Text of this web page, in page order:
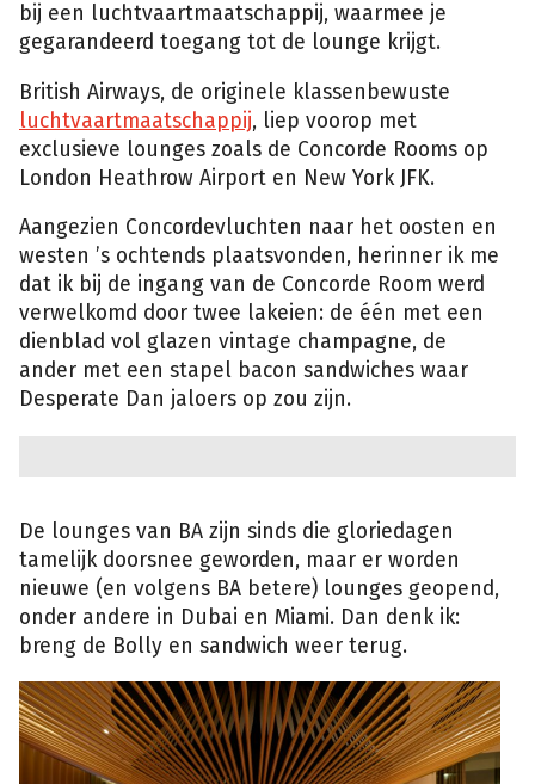
bij een luchtvaartmaatschappij, waarmee je
gegarandeerd toegang tot de lounge krijgt.
British Airways, de originele klassenbewuste
luchtvaartmaatschappij, liep voorop met
exclusieve lounges zoals de Concorde Rooms op
London Heathrow Airport en New York JFK.
Aangezien Concordevluchten naar het oosten en
westen ’s ochtends plaatsvonden, herinner ik me
dat ik bij de ingang van de Concorde Room werd
verwelkomd door twee lakeien: de één met een
dienblad vol glazen vintage champagne, de
ander met een stapel bacon sandwiches waar
Desperate Dan jaloers op zou zijn.
De lounges van BA zijn sinds die gloriedagen
tamelijk doorsnee geworden, maar er worden
nieuwe (en volgens BA betere) lounges geopend,
onder andere in Dubai en Miami. Dan denk ik:
breng de Bolly en sandwich weer terug.